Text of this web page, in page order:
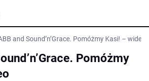
and Sound’n’Grace. Pomóżmy Kasi! – wideo
Pomóżmy